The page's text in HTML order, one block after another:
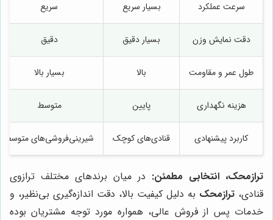
سرعت عملکرد بسیار سریع سریع
دقت نمایش وزن بسیار دقیق دقیق
طول عمر و مقاومت بالا بسیار بالا
هزینه نگهداری پایین متوسط
کاربرد پیشنهادی قنادی‌های کوچک شیرینی‌فروشی‌های متوسط
ترازمحک، انتخابی مطمئن: در میان برندهای مختلف ترازوی
قنادی، ترازمحک به دلیل کیفیت بالا، دقت اندازه‌گیری بی‌نظیر، و
خدمات پس از فروش عالی، همواره مورد توجه مشتریان بوده